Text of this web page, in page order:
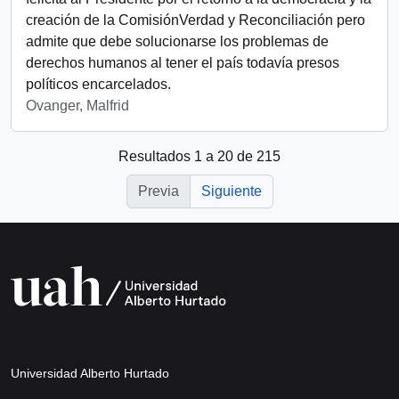
creación de la ComisiónVerdad y Reconciliación pero
admite que debe solucionarse los problemas de
derechos humanos al tener el país todavía presos
políticos encarcelados.
Ovanger, Malfrid
Resultados 1 a 20 de 215
Previa Siguiente
Universidad Alberto Hurtado